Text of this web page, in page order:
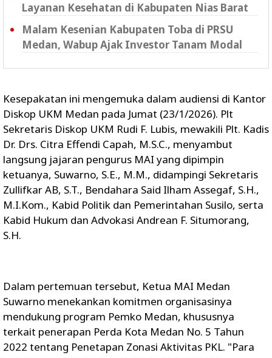
Layanan Kesehatan di Kabupaten Nias Barat
Malam Kesenian Kabupaten Toba di PRSU
Medan, Wabup Ajak Investor Tanam Modal
Kesepakatan ini mengemuka dalam audiensi di Kantor
Diskop UKM Medan pada Jumat (23/1/2026). Plt
Sekretaris Diskop UKM Rudi F. Lubis, mewakili Plt. Kadis
Dr. Drs. Citra Effendi Capah, M.S.C., menyambut
langsung jajaran pengurus MAI yang dipimpin
ketuanya, Suwarno, S.E., M.M., didampingi Sekretaris
Zullifkar AB, S.T., Bendahara Said Ilham Assegaf, S.H.,
M.I.Kom., Kabid Politik dan Pemerintahan Susilo, serta
Kabid Hukum dan Advokasi Andrean F. Situmorang,
S.H.
Dalam pertemuan tersebut, Ketua MAI Medan
Suwarno menekankan komitmen organisasinya
mendukung program Pemko Medan, khususnya
terkait penerapan Perda Kota Medan No. 5 Tahun
2022 tentang Penetapan Zonasi Aktivitas PKL. "Para